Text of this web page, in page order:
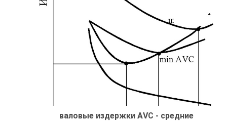
валовые издержки АVС - средние